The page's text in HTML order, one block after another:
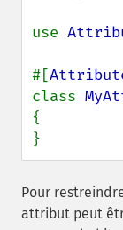
use
#[
class
{
}
Pour
attribut peut